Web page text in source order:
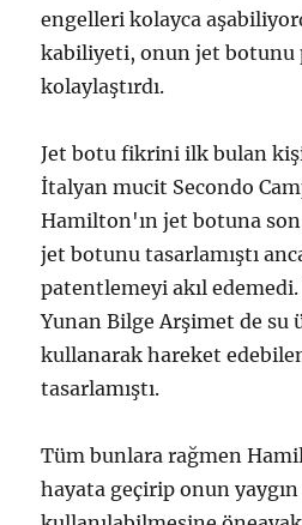
engelleri kolayca
kabiliyeti, onun jet botunu
kolaylaştırdı.
Jet botu fikrini ilk bulan
İtalyan mucit Secondo
Hamilton'ın jet botuna
jet botunu tasarlamıştı
patentlemeyi akıl edemedi.
Yunan Bilge Arşimet de su
kullanarak hareket
tasarlamıştı.
Tüm bunlara rağmen
hayata geçirip onun